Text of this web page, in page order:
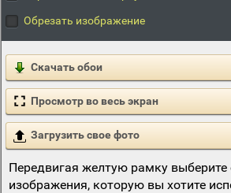
Обрезать изображение
Скачать обои
Просмотр во весь экран
Загрузить свое фото
Передвигая желтую рамку выберите
изображения, которую вы хотите